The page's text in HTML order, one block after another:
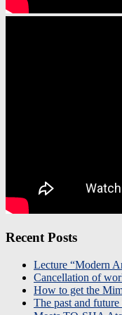
Recent Posts
Lecture “Modern
Cancellation of
How to get the
The past and